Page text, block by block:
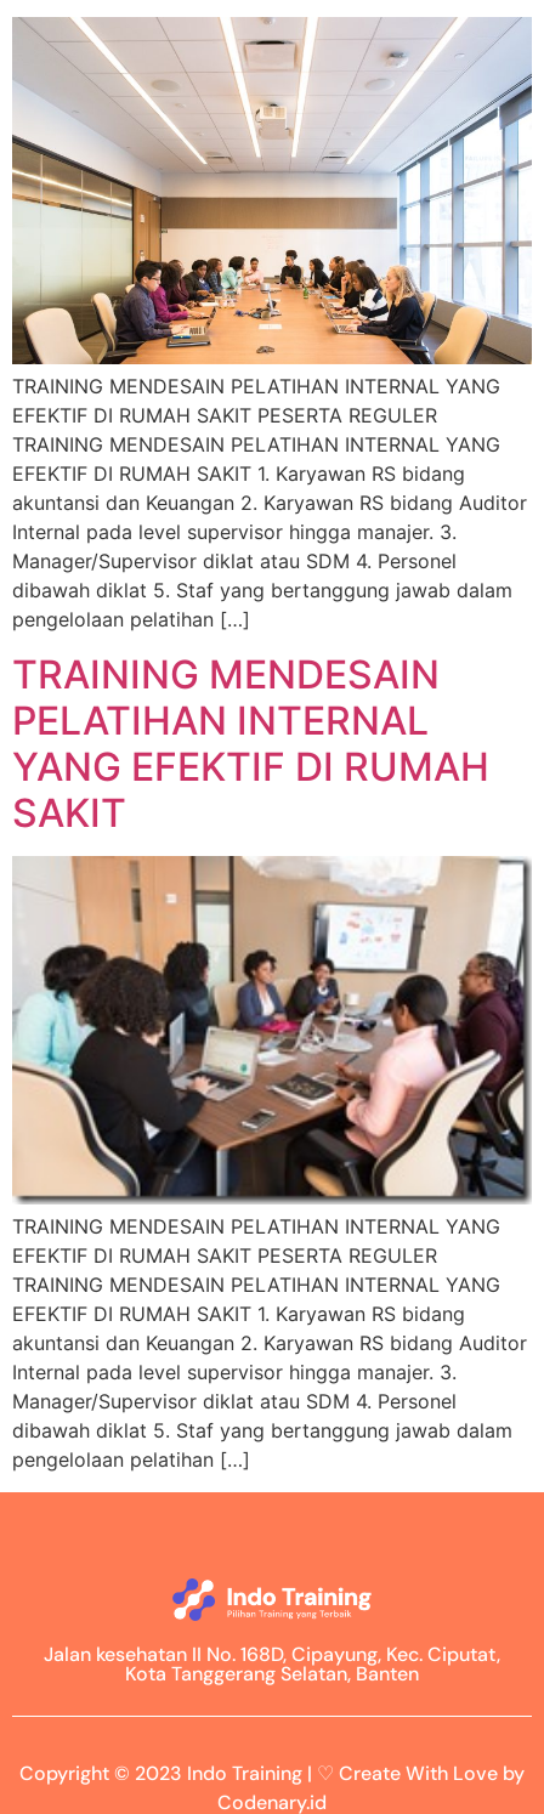
TRAINING MENDESAIN PELATIHAN INTERNAL YANG
EFEKTIF DI RUMAH SAKIT PESERTA REGULER
TRAINING MENDESAIN PELATIHAN INTERNAL YANG
EFEKTIF DI RUMAH SAKIT 1. Karyawan RS bidang
akuntansi dan Keuangan 2. Karyawan RS bidang Auditor
Internal pada level supervisor hingga manajer. 3.
Manager/Supervisor diklat atau SDM 4. Personel
dibawah diklat 5. Staf yang bertanggung jawab dalam
pengelolaan pelatihan […]
TRAINING MENDESAIN
PELATIHAN INTERNAL
YANG EFEKTIF DI RUMAH
SAKIT
TRAINING MENDESAIN PELATIHAN INTERNAL YANG
EFEKTIF DI RUMAH SAKIT PESERTA REGULER
TRAINING MENDESAIN PELATIHAN INTERNAL YANG
EFEKTIF DI RUMAH SAKIT 1. Karyawan RS bidang
akuntansi dan Keuangan 2. Karyawan RS bidang Auditor
Internal pada level supervisor hingga manajer. 3.
Manager/Supervisor diklat atau SDM 4. Personel
dibawah diklat 5. Staf yang bertanggung jawab dalam
pengelolaan pelatihan […]
Jalan kesehatan II No. 168D, Cipayung, Kec. Ciputat,
Kota Tanggerang Selatan, Banten
Copyright © 2023 Indo Training | ♡ Create With Love by
Codenary.id